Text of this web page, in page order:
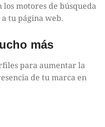
motores de búsqueda
tu página web.
más
para aumentar la
de tu marca en